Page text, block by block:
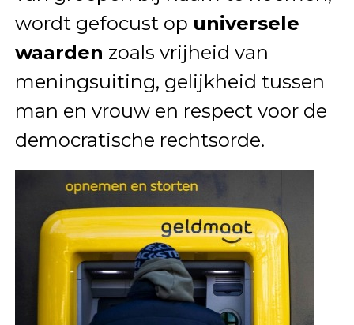
wordt gefocust op universele
waarden zoals vrijheid van
meningsuiting, gelijkheid tussen
man en vrouw en respect voor de
democratische rechtsorde.